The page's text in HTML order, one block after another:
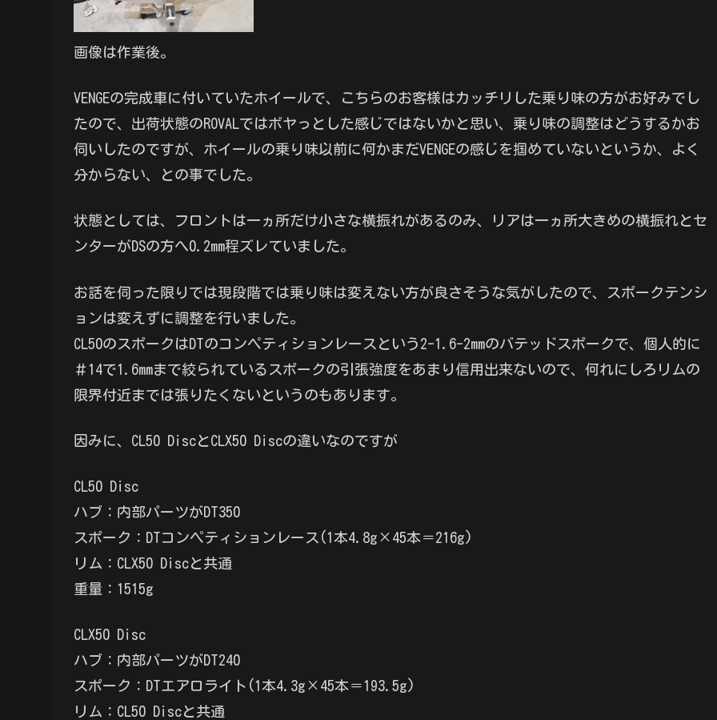
画像は作業後。
VENGEの完成車に付いていたホイールで、こちらのお客様はカッチリした乗り味の方がお好みでし
たので、出荷状態のROVALではボヤっとした感じではないかと思い、乗り味の調整はどうするかお
伺いしたのですが、ホイールの乗り味以前に何かまだVENGEの感じを掴めていないというか、よく
分からない、との事でした。
状態としては、フロントは一ヵ所だけ小さな横振れがあるのみ、リアは一ヵ所大きめの横振れとセ
ンターがDSの方へ0.2mm程ズレていました。
お話を伺った限りでは現段階では乗り味は変えない方が良さそうな気がしたので、スポークテンシ
ョンは変えずに調整を行いました。
CL50のスポークはDTのコンペティションレースという2-1.6-2mmのバテッドスポークで、個人的に
＃14で1.6mmまで絞られているスポークの引張強度をあまり信用出来ないので、何れにしろリムの
限界付近までは張りたくないというのもあります。
因みに、CL50 DiscとCLX50 Discの違いなのですが
CL50 Disc
ハブ：内部パーツがDT350
スポーク：DTコンペティションレース(1本4.8g×45本＝216g)
リム：CLX50 Discと共通
重量：1515g
CLX50 Disc
ハブ：内部パーツがDT240
スポーク：DTエアロライト(1本4.3g×45本＝193.5g)
リム：CL50 Discと共通